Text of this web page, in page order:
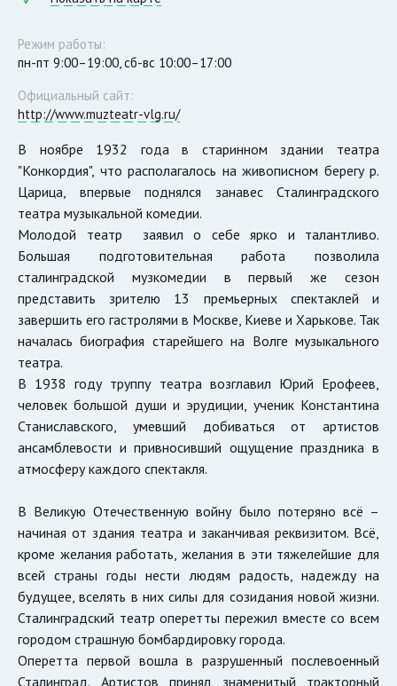
Режим работы:
пн-пт 9:00–19:00, сб-вс 10:00–17:00
Официальный сайт:
http://www.muzteatr-vlg.ru/
В ноябре 1932 года в старинном здании театра
"Конкордия", что располагалось на живописном берегу р.
Царица, впервые поднялся занавес Сталинградского
театра музыкальной комедии.
Молодой театр заявил о себе ярко и талантливо.
Большая подготовительная работа позволила
сталинградской музкомедии в первый же сезон
представить зрителю 13 премьерных спектаклей и
завершить его гастролями в Москве, Киеве и Харькове. Так
началась биография старейшего на Волге музыкального
театра.
В 1938 году труппу театра возглавил Юрий Ерофеев,
человек большой души и эрудиции, ученик Константина
Станиславского, умевший добиваться от артистов
ансамблевости и привносивший ощущение праздника в
атмосферу каждого спектакля.
В Великую Отечественную войну было потеряно всё –
начиная от здания театра и заканчивая реквизитом. Всё,
кроме желания работать, желания в эти тяжелейшие для
всей страны годы нести людям радость, надежду на
будущее, вселять в них силы для созидания новой жизни.
Сталинградский театр оперетты пережил вместе со всем
городом страшную бомбардировку города.
Оперетта первой вошла в разрушенный послевоенный
Сталинград. Артистов принял знаменитый тракторный